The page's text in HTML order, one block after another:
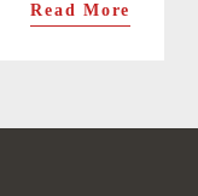
Read More